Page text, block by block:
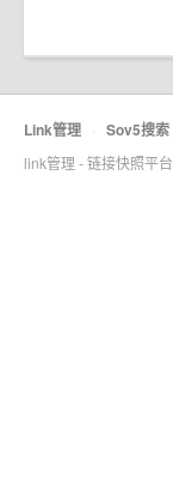
Link管理 · Sov5搜索
link管理 - 链接快照平台